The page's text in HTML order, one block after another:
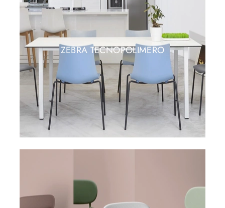
ZEBRA TECNOPOLIMERO